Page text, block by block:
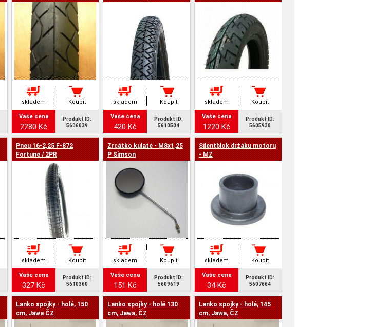
skladem Koupit
Vaše cena
2280 Kč
Produkt ID:
5606039
skladem Koupit
Vaše cena
420 Kč
Produkt ID:
5610504
skladem Koupit
Vaše cena
1220 Kč
Produkt ID:
5605938
Pneu 16-2,25 F-872
Fortune / 2PR
skladem Koupit
Vaše cena
327 Kč
Produkt ID:
5610360
Zrcátko kulaté - M8x1,25
P Simson
skladem Koupit
Vaše cena
151 Kč
Produkt ID:
5609619
Silentblok držáku motoru
- MZ
skladem Koupit
Vaše cena
34 Kč
Produkt ID:
5607664
Lanko spojky - holé, 150
cm, Jawa ČZ
Lanko spojky - holé 130
cm, Jawa, ČZ
Lanko spojky - holé, 145
cm, Jawa, ČZ